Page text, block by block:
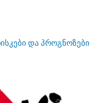
და პროგნოზები